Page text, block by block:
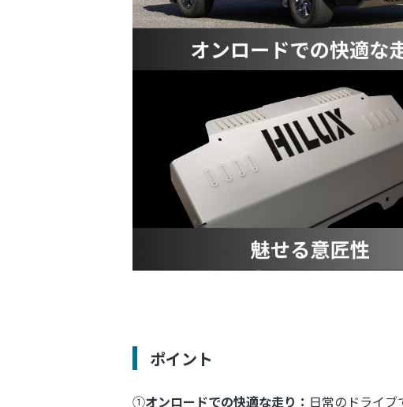
ポイント
①オンロードでの快適な走り： 日常のドライブ